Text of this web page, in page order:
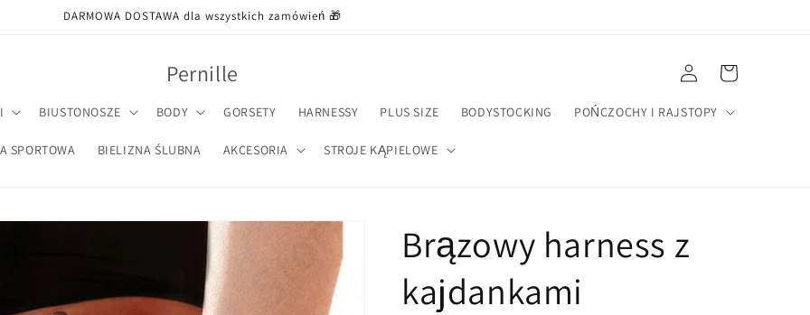
DARMOWA DOSTAWA dla wszystkich zamówień 🎁
Pernille
BIUSTONOSZE BODY GORSETY HARNESSY PLUS SIZE BODYSTOCKING POŃCZOCHY I RAJSTOPY
SPORTOWA BIELIZNA ŚLUBNA AKCESORIA STROJE KĄPIELOWE
Zaloguj
się
Koszyk
Brązowy harness z
kajdankami